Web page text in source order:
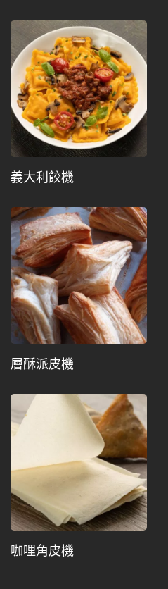
義大利餃機
層酥派皮機
咖哩角皮機